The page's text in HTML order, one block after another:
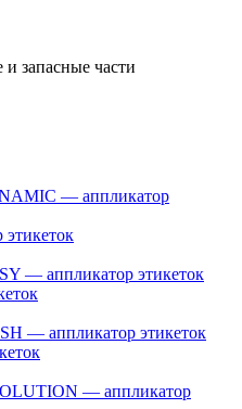
запасные части